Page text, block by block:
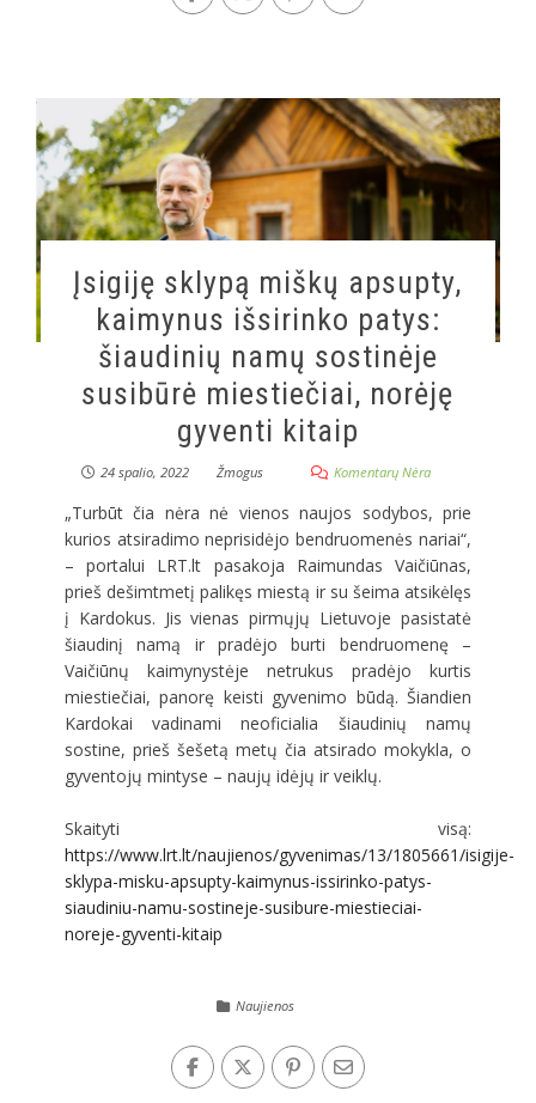
Įsigiję sklypą miškų apsupty,
kaimynus išsirinko patys:
šiaudinių namų sostinėje
susibūrė miestiečiai, norėję
gyventi kitaip
24 spalio, 2022 Žmogus Komentarų Nėra
„Turbūt čia nėra nė vienos naujos sodybos, prie
kurios atsiradimo neprisidėjo bendruomenės nariai“,
– portalui LRT.lt pasakoja Raimundas Vaičiūnas,
prieš dešimtmetį palikęs miestą ir su šeima atsikėlęs
į Kardokus. Jis vienas pirmųjų Lietuvoje pasistatė
šiaudinį namą ir pradėjo burti bendruomenę –
Vaičiūnų kaimynystėje netrukus pradėjo kurtis
miestiečiai, panorę keisti gyvenimo būdą. Šiandien
Kardokai vadinami neoficialia šiaudinių namų
sostine, prieš šešetą metų čia atsirado mokykla, o
gyventojų mintyse – naujų idėjų ir veiklų.
Skaityti visą:
https://www.lrt.lt/naujienos/gyvenimas/13/1805661/isigije-
sklypa-misku-apsupty-kaimynus-issirinko-patys-
siaudiniu-namu-sostineje-susibure-miestieciai-
noreje-gyventi-kitaip
Naujienos